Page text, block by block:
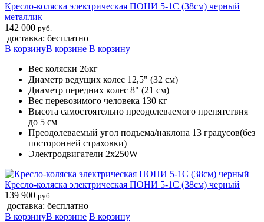
Кресло-коляска электрическая ПОНИ 5-1С (38см) черный
металлик
142 000 руб.
доставка: бесплатно
В корзинуВ корзине В корзину
Вес коляски 26кг
Диаметр ведущих колес 12,5" (32 см)
Диаметр передних колес 8" (21 см)
Вес перевозимого человека 130 кг
Высота самостоятельно преодолеваемого препятствия
до 5 см
Преодолеваемый угол подъема/наклона 13 градусов(без
посторонней страховки)
Электродвигатели 2х250W
Кресло-коляска электрическая ПОНИ 5-1С (38см) черный
139 900 руб.
доставка: бесплатно
В корзинуВ корзине В корзину